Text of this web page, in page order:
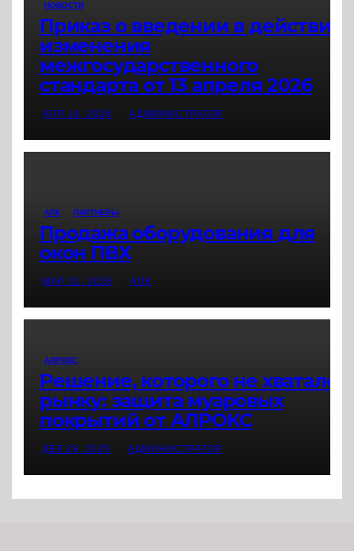
НОВОСТИ
Приказ о введении в действие
изменения
межгосударственного
стандарта от 13 апреля 2026
АПР 14, 2026 АДМИНИСТРАТОР
АПК ПАРТНЕРЫ
Продажа оборудования для
окон ПВХ
МАР 31, 2026 АПК
АЛРОКС
Решение, которого не хватало
рынку: защита муаровых
покрытий от АЛРОКС
ДЕК 29, 2025 АДМИНИСТРАТОР